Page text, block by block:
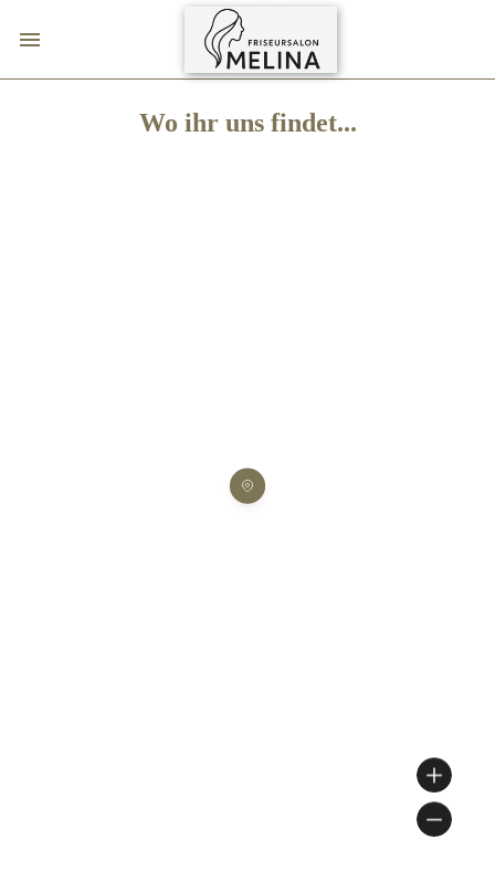
Wo ihr uns findet...